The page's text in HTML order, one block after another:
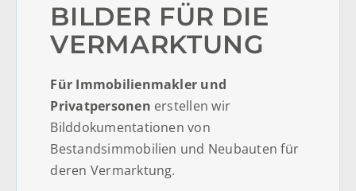
BILDER FÜR DIE
VERMARKTUNG
Für Immobilienmakler und
Privatpersonen erstellen wir
Bilddokumentationen von
Bestandsimmobilien und Neubauten für
deren Vermarktung.